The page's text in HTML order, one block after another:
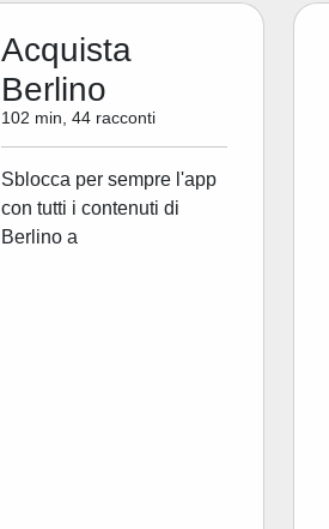
Acquista
Berlino
102 min, 44 racconti
Sblocca per sempre l'app
con tutti i contenuti di
Berlino a